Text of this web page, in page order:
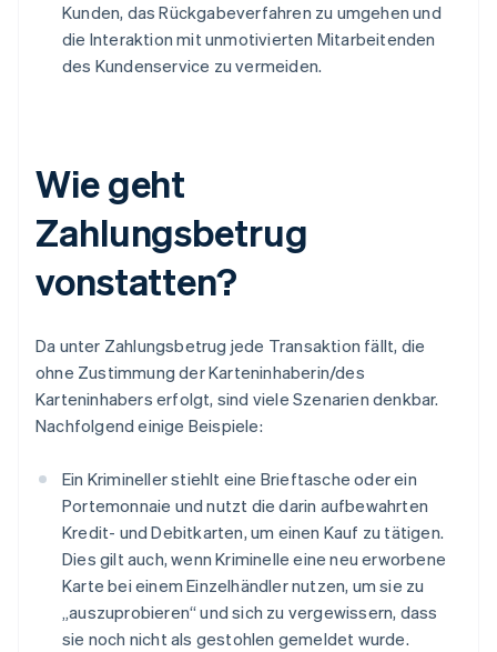
Kunden, das Rückgabeverfahren zu umgehen und
die Interaktion mit unmotivierten Mitarbeitenden
des Kundenservice zu vermeiden.
Wie geht
Zahlungsbetrug
vonstatten?
Da unter Zahlungsbetrug jede Transaktion fällt, die
ohne Zustimmung der Karteninhaberin/des
Karteninhabers erfolgt, sind viele Szenarien denkbar.
Nachfolgend einige Beispiele:
Ein Krimineller stiehlt eine Brieftasche oder ein
Portemonnaie und nutzt die darin aufbewahrten
Kredit- und Debitkarten, um einen Kauf zu tätigen.
Dies gilt auch, wenn Kriminelle eine neu erworbene
Karte bei einem Einzelhändler nutzen, um sie zu
„auszuprobieren“ und sich zu vergewissern, dass
sie noch nicht als gestohlen gemeldet wurde.